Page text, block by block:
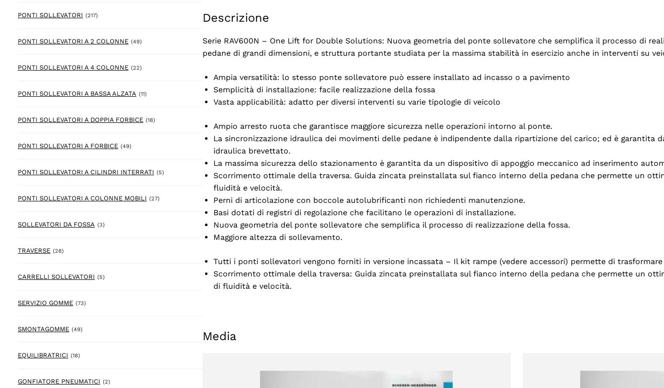
PONTI SOLLEVATORI (217)217 prodotto
PONTI SOLLEVATORI A 2 COLONNE (49)49 prodotto
PONTI SOLLEVATORI A 4 COLONNE (22)22 prodotto
PONTI SOLLEVATORI A BASSA ALZATA (11)11 prodotto
PONTI SOLLEVATORI A DOPPIA FORBICE (18)18 prodotto
PONTI SOLLEVATORI A FORBICE (49)49 prodotto
PONTI SOLLEVATORI A CILINDRI INTERRATI (5)5 prodotto
PONTI SOLLEVATORI A COLONNE MOBILI (27)27 prodotto
SOLLEVATORI DA FOSSA (3)3 prodotto
TRAVERSE (28)28 prodotto
CARRELLI SOLLEVATORI (5)5 prodotto
SERVIZIO GOMME (73)73 prodotto
SMONTAGOMME (49)49 prodotto
EQUILIBRATRICI (18)18 prodotto
GONFIATORE PNEUMATICI (2)2 prodotto
Descrizione
Serie RAV600N – One Lift for Double Solutions: Nuova geometria del ponte sollevatore che semplifica il processo di
pedane di grandi dimensioni, e struttura portante studiata per la massima stabilità in esercizio anche in interventi su
Ampia versatilità: lo stesso ponte sollevatore può essere installato ad incasso o a pavimento
Semplicità di installazione: facile realizzazione della fossa
Vasta applicabilità: adatto per diversi interventi su varie tipologie di veicolo
Ampio arresto ruota che garantisce maggiore sicurezza nelle operazioni intorno al ponte.
La sincronizzazione idraulica dei movimenti delle pedane è indipendente dalla ripartizione del carico; ed è garantita
idraulica brevettato.
La massima sicurezza dello stazionamento è garantita da un dispositivo di appoggio meccanico ad inserimento
Scorrimento ottimale della traversa. Guida zincata preinstallata sul fianco interno della pedana che permette un
fluidità e velocità.
Perni di articolazione con boccole autolubrificanti non richiedenti manutenzione.
Basi dotati di registri di regolazione che facilitano le operazioni di installazione.
Nuova geometria del ponte sollevatore che semplifica il processo di realizzazione della fossa.
Maggiore altezza di sollevamento.
Tutti i ponti sollevatori vengono forniti in versione incassata – Il kit rampe (vedere accessori) permette di
Scorrimento ottimale della traversa: Guida zincata preinstallata sul fianco interno della pedana che permette un
di fluidità e velocità.
Media